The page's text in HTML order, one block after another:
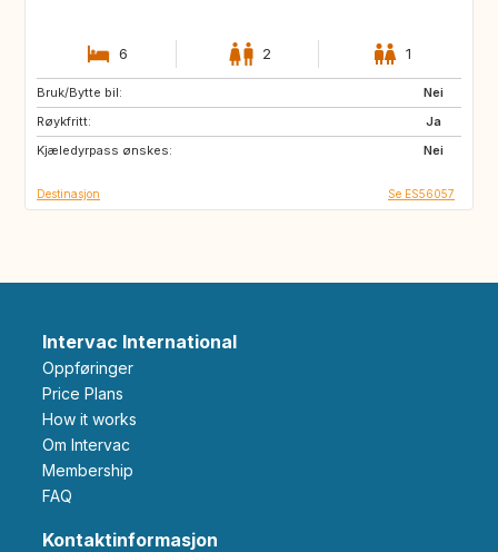
6 2 1
Bruk/Bytte bil:
Nei
Røykfritt:
Ja
Kjæledyrpass ønskes:
Nei
HU
CZ
LV
Destinasjon Se ES56057
Intervac International
Oppføringer
Price Plans
How it works
Om Intervac
Membership
FAQ
Kontaktinformasjon